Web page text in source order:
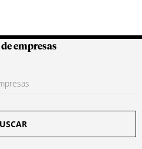
Colombianas
empresas